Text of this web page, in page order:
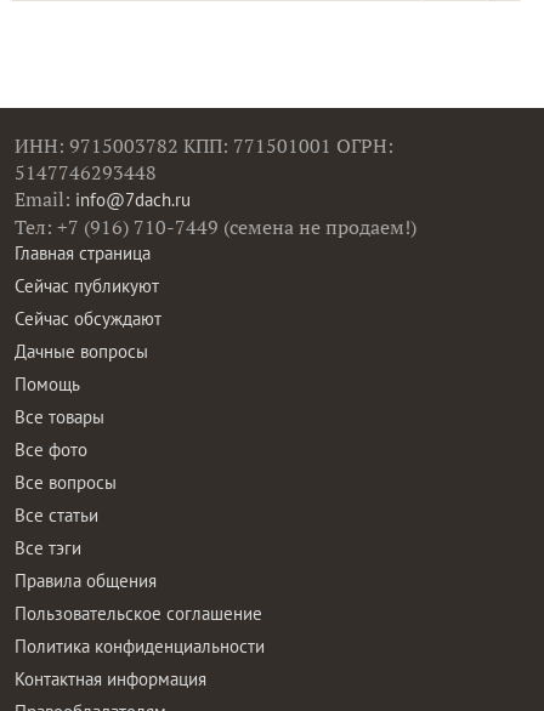
ИНН: 9715003782 КПП: 771501001 ОГРН:
5147746293448
Email: info@7dach.ru
Тел: +7 (916) 710-7449 (семена не продаем!)
Главная страница
Сейчас публикуют
Сейчас обсуждают
Дачные вопросы
Помощь
Все товары
Все фото
Все вопросы
Все статьи
Все тэги
Правила общения
Пользовательское соглашение
Политика конфиденциальности
Контактная информация